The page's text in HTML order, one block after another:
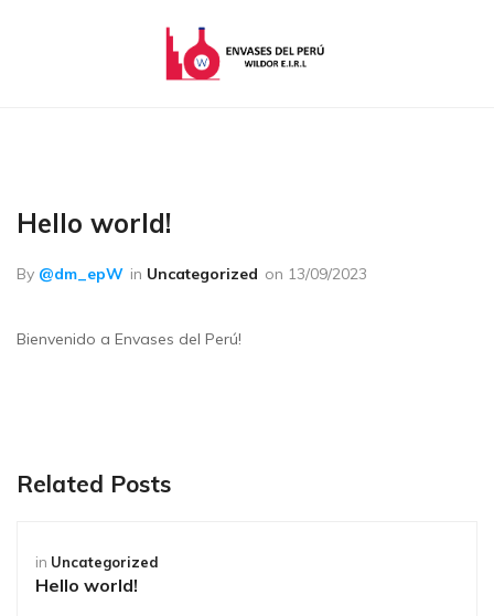
|
|
de
Hello world!
By @dm_epW in Uncategorized on 13/09/2023
Bienvenido a Envases del Perú!
Related Posts
in Uncategorized
Hello world!